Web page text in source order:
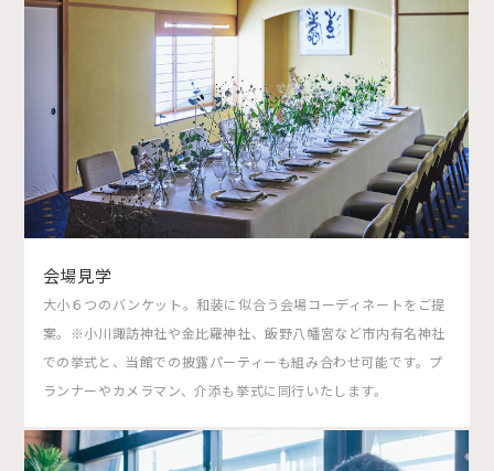
会場見学
大小６つのバンケット。和装に似合う会場コーディネートをご提
案。※小川諏訪神社や金比羅神社、飯野八幡宮など市内有名神社
での挙式と、当館での披露パーティーも組み合わせ可能です。プ
ランナーやカメラマン、介添も挙式に同行いたします。